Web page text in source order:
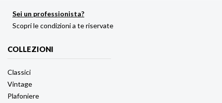
Sei un professionista?
Scopri le condizioni a te riservate
COLLEZIONI
Classici
Vintage
Plafoniere